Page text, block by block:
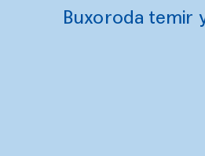
Buxoroda temir